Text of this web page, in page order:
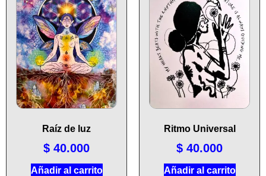
Raíz de luz
$ 40.000
Añadir al carrito
Ritmo Universal
$ 40.000
Añadir al carrito